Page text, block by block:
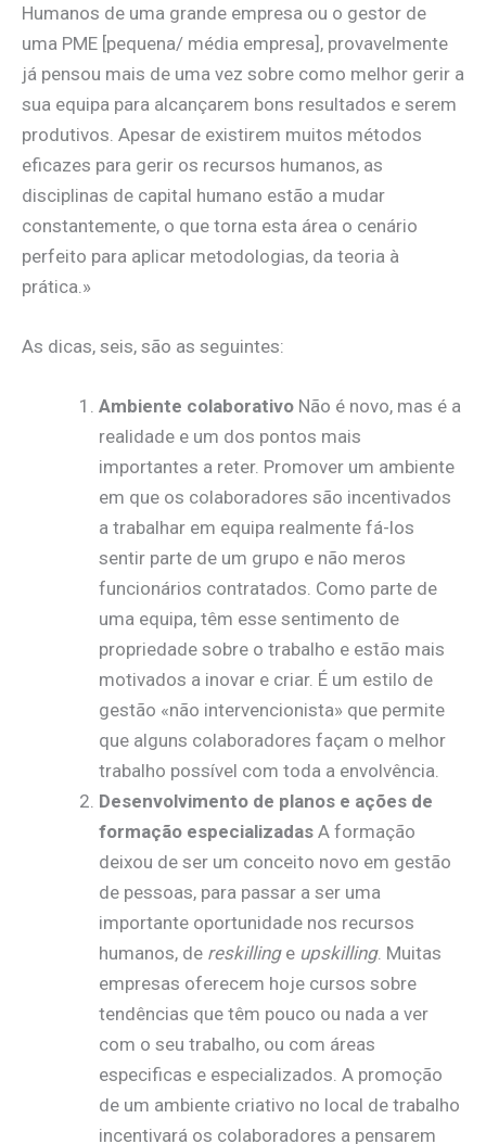
Humanos de uma grande empresa ou o gestor de
uma PME [pequena/ média empresa], provavelmente
já pensou mais de uma vez sobre como melhor gerir a
sua equipa para alcançarem bons resultados e serem
produtivos. Apesar de existirem muitos métodos
eficazes para gerir os recursos humanos, as
disciplinas de capital humano estão a mudar
constantemente, o que torna esta área o cenário
perfeito para aplicar metodologias, da teoria à
prática.»
As dicas, seis, são as seguintes:
Ambiente colaborativo Não é novo, mas é a
realidade e um dos pontos mais
importantes a reter. Promover um ambiente
em que os colaboradores são incentivados
a trabalhar em equipa realmente fá-los
sentir parte de um grupo e não meros
funcionários contratados. Como parte de
uma equipa, têm esse sentimento de
propriedade sobre o trabalho e estão mais
motivados a inovar e criar. É um estilo de
gestão «não intervencionista» que permite
que alguns colaboradores façam o melhor
trabalho possível com toda a envolvência.
Desenvolvimento de planos e ações de
formação especializadas A formação
deixou de ser um conceito novo em gestão
de pessoas, para passar a ser uma
importante oportunidade nos recursos
humanos, de reskillinge upskilling. Muitas
empresas oferecem hoje cursos sobre
tendências que têm pouco ou nada a ver
com o seu trabalho, ou com áreas
especificas e especializados. A promoção
de um ambiente criativo no local de trabalho
incentivará os colaboradores a pensarem